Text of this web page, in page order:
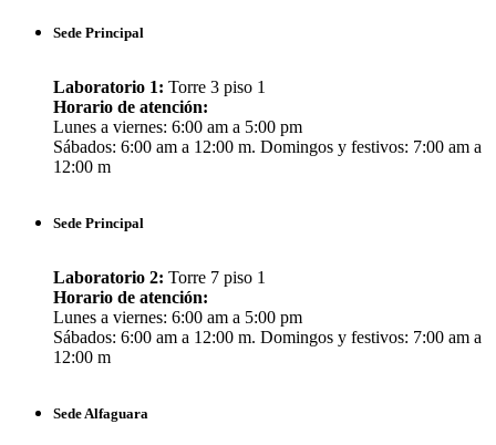
Sede Principal
Laboratorio 1: Torre 3 piso 1
Horario de atención:
Lunes a viernes: 6:00 am a 5:00 pm
Sábados: 6:00 am a 12:00 m. Domingos y festivos: 7:00 am a
12:00 m
Sede Principal
Laboratorio 2: Torre 7 piso 1
Horario de atención:
Lunes a viernes: 6:00 am a 5:00 pm
Sábados: 6:00 am a 12:00 m. Domingos y festivos: 7:00 am a
12:00 m
Sede Alfaguara